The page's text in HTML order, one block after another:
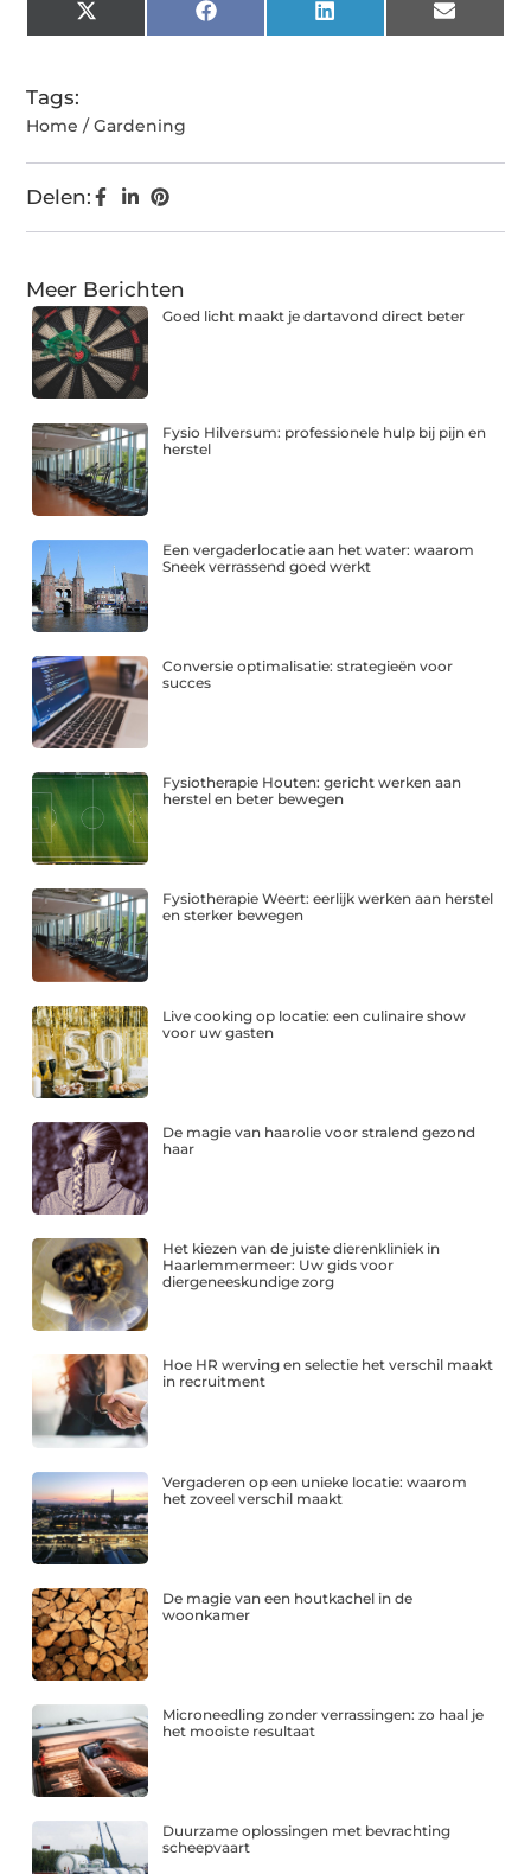
X
(Twitter)
Facebook LinkedIn Email
Tags:
Home / Gardening
Delen:
Meer Berichten
Goed licht maakt je dartavond direct beter
Fysio Hilversum: professionele hulp bij pijn en
herstel
Een vergaderlocatie aan het water: waarom
Sneek verrassend goed werkt
Conversie optimalisatie: strategieën voor
succes
Fysiotherapie Houten: gericht werken aan
herstel en beter bewegen
Fysiotherapie Weert: eerlijk werken aan herstel
en sterker bewegen
Live cooking op locatie: een culinaire show
voor uw gasten
De magie van haarolie voor stralend gezond
haar
Het kiezen van de juiste dierenkliniek in
Haarlemmermeer: Uw gids voor
diergeneeskundige zorg
Hoe HR werving en selectie het verschil maakt
in recruitment
Vergaderen op een unieke locatie: waarom
het zoveel verschil maakt
De magie van een houtkachel in de
woonkamer
Microneedling zonder verrassingen: zo haal je
het mooiste resultaat
Duurzame oplossingen met bevrachting
scheepvaart